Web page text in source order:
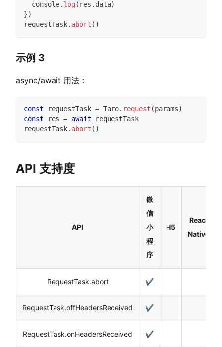
console. log( res . data)
})
requestTask. abort ( )
示例 3
async/await 用法：
const requestTask = Taro. request (params)
const res = await requestTask
requestTask. abort ( )
API 支持度
API
微
信
小
程
序
H5
React
Native
RequestTask.abort ✔️
RequestTask.offHeadersReceived ✔️
RequestTask.onHeadersReceived ✔️